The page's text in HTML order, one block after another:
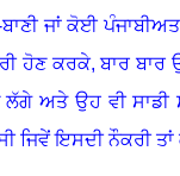
ਜਾਂ ਕੋਈ
ਹੋਣ ਕਰਕੇ,ਬਾਰ ਬਾਰ
ਅਤੇ ਉਹ ਵੀ
ਜਿਵੇਂ ਇਸਦੀ ਨੌਕਰੀ